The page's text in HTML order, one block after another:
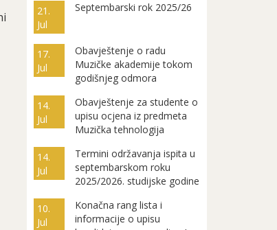
21.
Jul
Septembarski rok 2025/26
17.
Jul
Obavještenje o radu
Muzičke akademije tokom
godišnjeg odmora
14.
Jul
Obavještenje za studente o
upisu ocjena iz predmeta
Muzička tehnologija
14.
Jul
Termini održavanja ispita u
septembarskom roku
2025/2026. studijske godine
10.
Jul
Konačna rang lista i
informacije o upisu